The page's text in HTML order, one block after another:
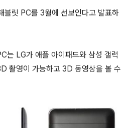
릿 PC를 3월에 선보인다고 발표하
는 LG가 애플 아이패드와 삼성 갤럭
촬영이 가능하고 3D 동영상을 볼 수